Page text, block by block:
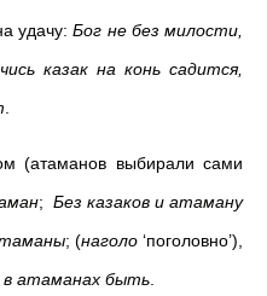
удачу:Бог не без милости,
казак на конь садится,
(атаманов выбирали сами
; Без казаков и атаману
; (наголо‘поголовно’),
в атаманах быть